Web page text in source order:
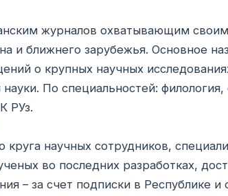
журналов охватывающим
и ближнего зарубежья. Основное
о крупных научных
По специальностей:
РУз.
научных сотрудников,
во последних разработках,
– за счет подписки в Республике и